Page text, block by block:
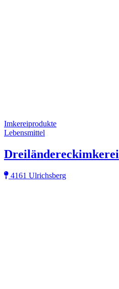
Imkereiprodukte
Lebensmittel
Dreiländereckimkerei
4161 Ulrichsberg